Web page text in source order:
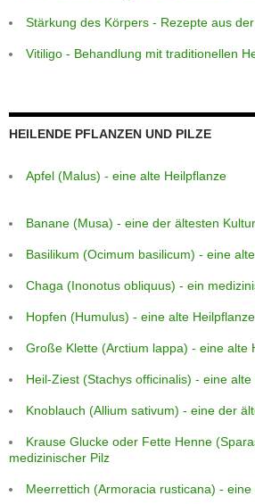
Stärkung des Körpers - Rezepte aus
Vitiligo - Behandlung mit traditionellen
HEILENDE PFLANZEN UND PILZE
Apfel (Malus) - eine alte Heilpflanze
Banane (Musa) - eine der ältesten
Basilikum (Ocimum basilicum) - eine
Chaga (Inonotus obliquus) - ein
Hopfen (Humulus) - eine alte Heilpflanze
Große Klette (Arctium lappa) - eine alte
Heil-Ziest (Stachys officinalis) - eine
Knoblauch (Allium sativum) - eine der
Krause Glucke oder Fette Henne
medizinischer Pilz
Meerrettich (Armoracia rusticana) -